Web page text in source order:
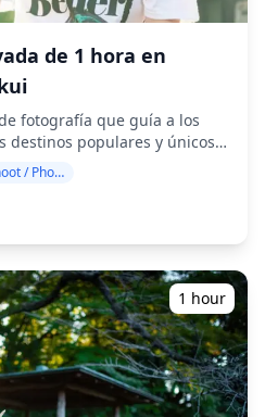
en Kaga Onsen-kyo:** -
en Yamanaka Onsen con
- Puentes Korogi-bashi y
prístino - Templo Nata-dera
rocosas y colores
de Yamashiro Onsen y
- Talleres y galerías de
de Shibayama en
al monte Hakusan -
ryokan y paisajes de jardines
de la temporada: flores
de nieve invernal ◆
de la sesión y la
pueden reducirse. ・Si se
de la sesión 3 días antes
si llueve inesperadamente el
disponibles: (1)
(2) cambiar la ubicación
de 1 hora en
fotografía que guía a los
destinos populares y únicos
Dirigido por fotógrafos
programa se adapta a su
composiciones naturales e
preferida con nosotros!) Las
disponibles en cualquier
Hakui y se pueden reservar
Nos encargaremos de
inglés/japonés. Los
originales se entregan en
puede seleccionar sus 10
vuelvan a entregar. Se
Photoshoot / Photo tour
1 hour